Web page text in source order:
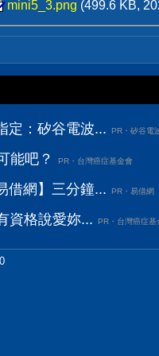
mini5_3.png (499.6 KB,
定：矽谷電波... PR・矽谷電
能吧？ PR・台灣癌症基金會
借網】三分鐘... PR・易借網
資格說愛妳... PR・台灣癌症基